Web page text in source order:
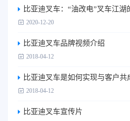
比亚迪叉车：“油改电”叉车江湖
2020-12-20
比亚迪叉车品牌视频介绍
2018-04-12
比亚迪叉车是如何实现与客户共
2018-04-12
比亚迪叉车宣传片